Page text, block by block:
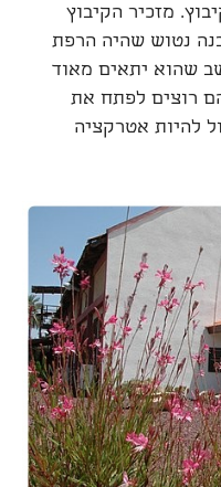
מזכיר הקיבוץ
נטוש שהיה הרפת
שהוא יתאים מאוד
רוצים לפתח את
להיות אטרקציה